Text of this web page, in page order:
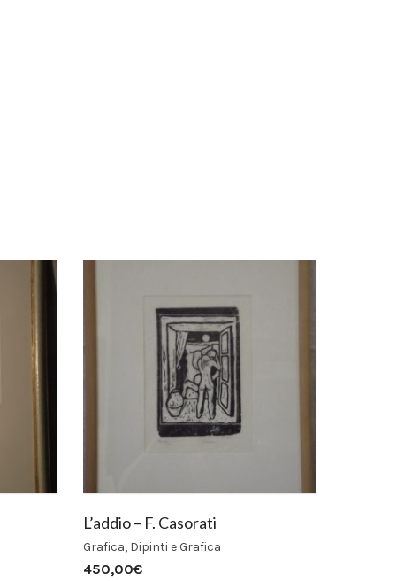
L’addio – F. Casorati
Grafica, Dipinti e Grafica
450,00€